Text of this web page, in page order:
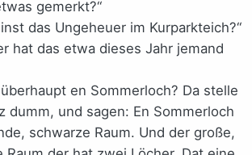
gemerkt?“
das Ungeheuer im Kurparkteich?“
hat das etwa dieses Jahr jemand
en Sommerloch? Da stelle
dumm, und sagen: En Sommerloch
schwarze Raum. Und der große,